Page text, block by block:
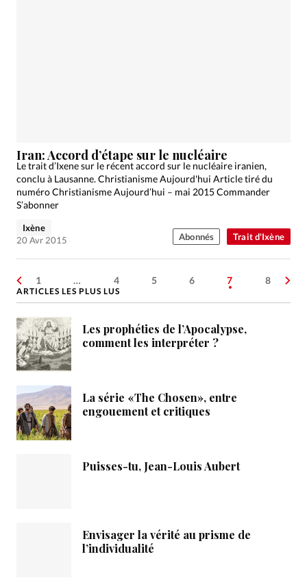
Trait d'Ixène
Iran: Accord d’étape sur le nucléaire
Le trait d’Ixene sur le récent accord sur le nucléaire iranien,
conclu à Lausanne. Christianisme Aujourd'hui Article tiré du
numéro Christianisme Aujourd’hui – mai 2015 Commander
S’abonner
Ixène
20 Avr 2015
Abonnés
1 … 4 5 6 7 8
ARTICLES LES PLUS LUS
Les prophéties de l’Apocalypse,
comment les interpréter ?
La série «The Chosen», entre
engouement et critiques
Puisses-tu, Jean-Louis Aubert
Envisager la vérité au prisme de
l’individualité